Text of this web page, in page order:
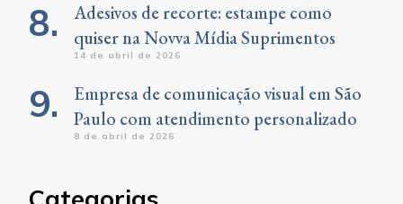
Adesivos de recorte: estampe como
quiser na Novva Mídia Suprimentos
14 de abril de 2026
Empresa de comunicação visual em São
Paulo com atendimento personalizado
8 de abril de 2026